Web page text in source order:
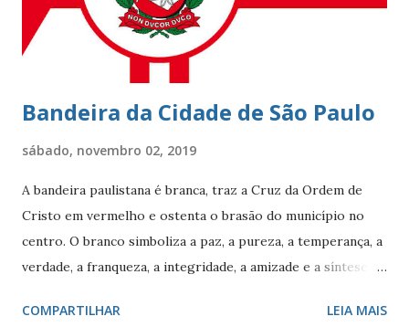
chegou ao Rio de Janeiro em 1830, proveniente de
Marselha fundando a empresa ‘Navegação Aliança’ com a
finalidade de explor...
Bandeira da Cidade de São Paulo
sábado, novembro 02, 2019
A bandeira paulistana é branca, traz a Cruz da Ordem de
Cristo em vermelho e ostenta o brasão do município no
centro. O branco simboliza a paz, a pureza, a temperança, a
verdade, a franqueza, a integridade, a amizade e a síntese
valor, a galhardia, a generosidade e a honra. A cruz evoca a
COMPARTILHAR LEIA MAIS